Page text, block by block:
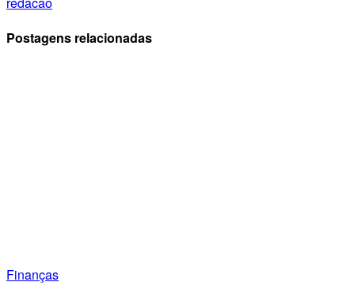
Postagens relacionadas
Finanças